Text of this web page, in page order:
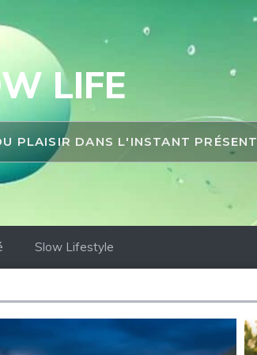
LIFE
PLAISIR DANS L'INSTANT PRÉSENT
Slow Lifestyle